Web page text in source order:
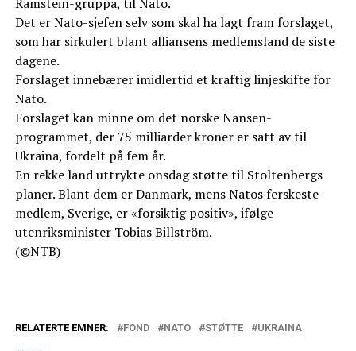
Ramstein-gruppa, til Nato.
Det er Nato-sjefen selv som skal ha lagt fram forslaget,
som har sirkulert blant alliansens medlemsland de siste
dagene.
Forslaget innebærer imidlertid et kraftig linjeskifte for
Nato.
Forslaget kan minne om det norske Nansen-
programmet, der 75 milliarder kroner er satt av til
Ukraina, fordelt på fem år.
En rekke land uttrykte onsdag støtte til Stoltenbergs
planer. Blant dem er Danmark, mens Natos ferskeste
medlem, Sverige, er «forsiktig positiv», ifølge
utenriksminister Tobias Billström.
(©NTB)
RELATERTE EMNER: FOND NATO STØTTE UKRAINA